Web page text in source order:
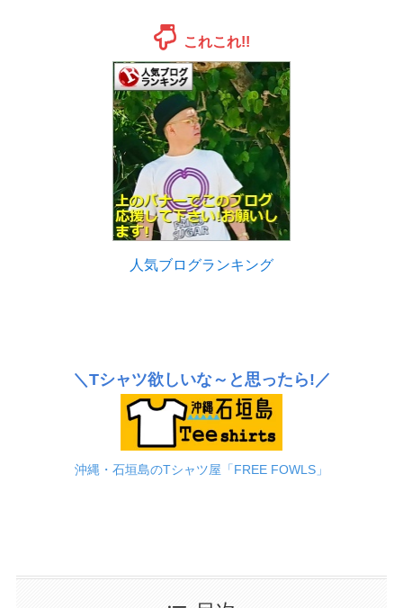
これこれ!!
人気ブログランキング
＼Tシャツ欲しいな～と思ったら!／
沖縄・石垣島のTシャツ屋「FREE FOWLS」